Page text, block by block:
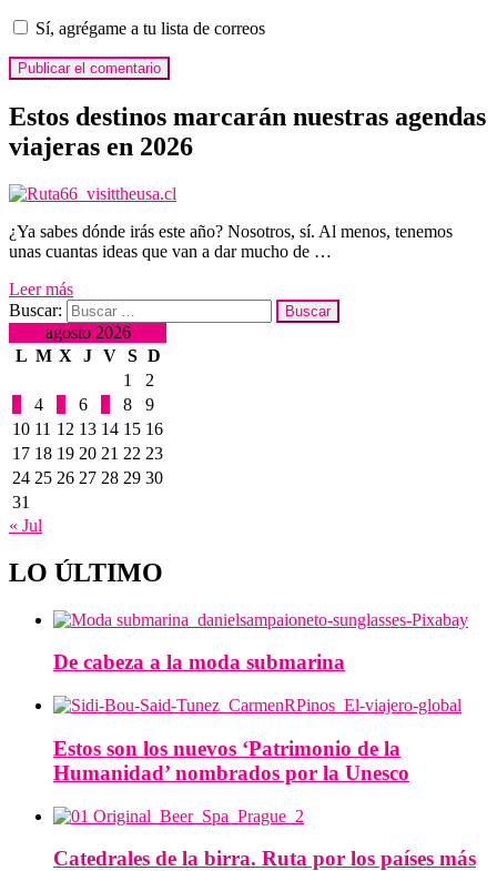
Sí, agrégame a tu lista de correos
Estos destinos marcarán nuestras agendas
viajeras en 2026
¿Ya sabes dónde irás este año? Nosotros, sí. Al menos, tenemos
unas cuantas ideas que van a dar mucho de …
Leer más
Buscar:
agosto 2026
L M X J V S D
1
2
4 6 8
9
10 11 12 13 14 15 16
17 18 19 20 21 22 23
24 25 26 27 28 29 30
31
« Jul
LO ÚLTIMO
De cabeza a la moda submarina
Estos son los nuevos ‘Patrimonio de la
Humanidad’ nombrados por la Unesco
Catedrales de la birra. Ruta por los países más